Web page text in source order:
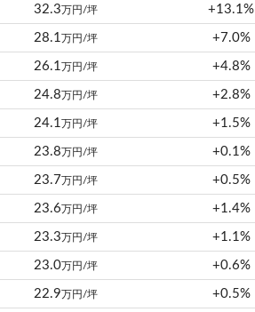
32.3万円/坪 +13.1%
28.1 万円/坪 +7.0%
26.1 万円/坪 +4.8%
24.8万円/坪 +2.8%
24.1 万円/坪 +1.5%
23.8万円/坪 +0.1%
23.7万円/坪 +0.5%
23.6万円/坪 +1.4%
23.3万円/坪 +1.1%
23.0万円/坪 +0.6%
22.9万円/坪 +0.5%